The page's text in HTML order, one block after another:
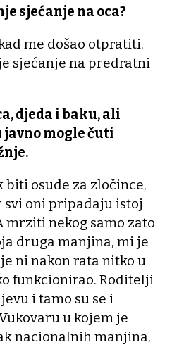
sjećanje na oca?
me došao otpratiti.
sjećanje na predratni
djeda i baku, ali
javno mogle čuti
osude za zločince,
svi oni pripadaju istoj
mrziti nekog samo zato
druga manjina, mi je
ni nakon rata nitko u
funkcionirao. Roditelji
i tamo su se i
u kojem je
nacionalnih manjina,